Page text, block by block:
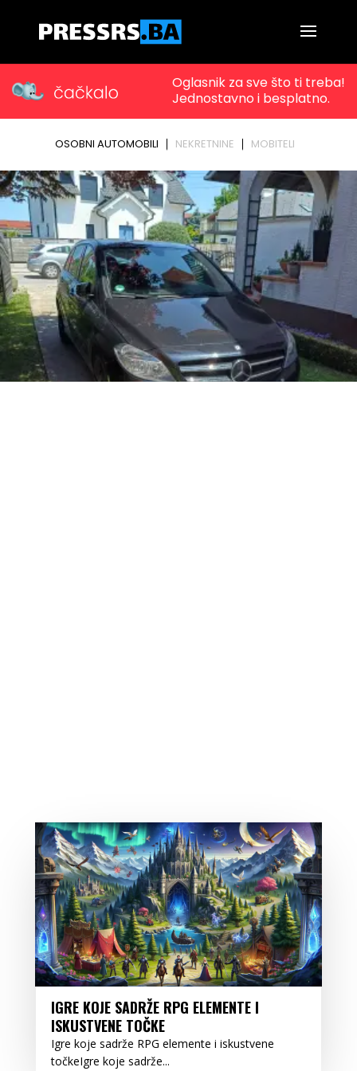
IGRE KOJE SADRŽE RPG ELEMENTE I
ISKUSTVENE TOČKE
Igre koje sadrže RPG elemente i iskustvene
točkeIgre koje sadrže...